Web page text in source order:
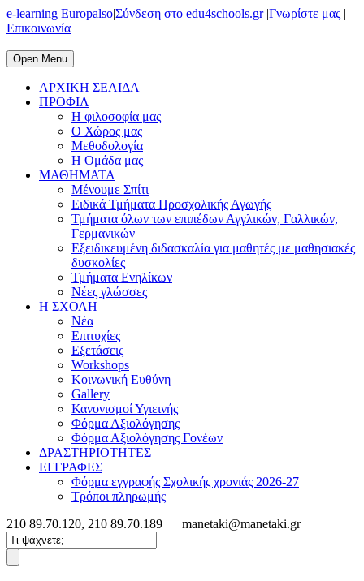
e-learning Europalso|Σύνδεση στο edu4schools.gr|Γνωρίστε μας |
Επικοινωνία
Open Menu
ΑΡΧΙΚΗ ΣΕΛΙΔΑ
ΠΡΟΦΙΛ
Η φιλοσοφία μας
Ο Χώρος μας
Μεθοδολογία
Η Ομάδα μας
ΜΑΘΗΜΑΤΑ
Μένουμε Σπίτι
Ειδικά Τμήματα Προσχολικής Αγωγής
Τμήματα όλων των επιπέδων Αγγλικών, Γαλλικών,
Γερμανικών
Εξειδικευμένη διδασκαλία για μαθητές με μαθησιακές
δυσκολίες
Τμήματα Ενηλίκων
Νέες γλώσσες
Η ΣΧΟΛΗ
Νέα
Επιτυχίες
Εξετάσεις
Workshops
Κοινωνική Ευθύνη
Gallery
Κανονισμοί Υγιεινής
Φόρμα Αξιολόγησης
Φόρμα Αξιολόγησης Γονέων
ΔΡΑΣΤΗΡΙΟΤΗΤΕΣ
ΕΓΓΡΑΦΕΣ
Φόρμα εγγραφής Σχολικής χρονιάς 2026-27
Τρόποι πληρωμής
210 89.70.120, 210 89.70.189
manetaki@manetaki.gr